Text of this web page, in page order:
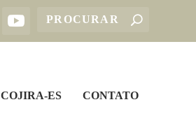
COJIRA-ES CONTATO